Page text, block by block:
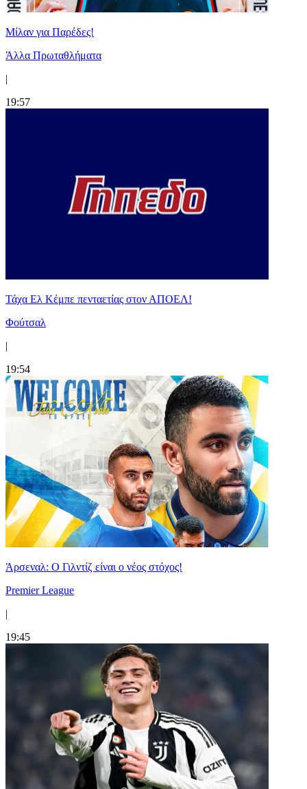
Μίλαν για Παρέδες!
Άλλα Πρωταθλήματα
|
19:57
Τάχα Ελ Κέμπε πενταετίας στον ΑΠΟΕΛ!
Φούτσαλ
|
19:54
Άρσεναλ: Ο Γιλντίζ είναι ο νέος στόχος!
Premier League
|
19:45